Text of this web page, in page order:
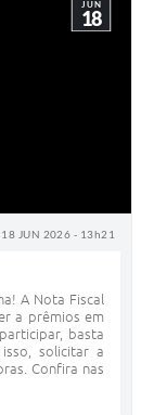
18 JUN 2026 - 13h21
JUN
18
A Nota Fiscal
a prêmios em
basta
solicitar a
Confira nas